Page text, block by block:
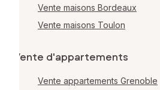
Vente maisons Bordeaux
Vente maisons Toulon
Vente d'appartements
Vente appartements Grenoble